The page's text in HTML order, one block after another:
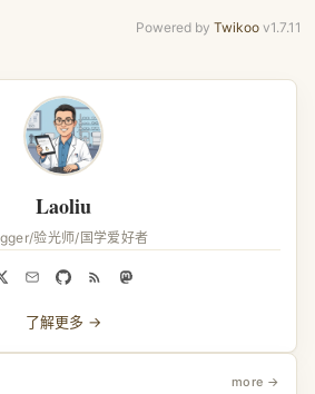
Powered by Twikoo v1.7.11
Laoliu
验光师/国学爱好者
了解更多 →
more →